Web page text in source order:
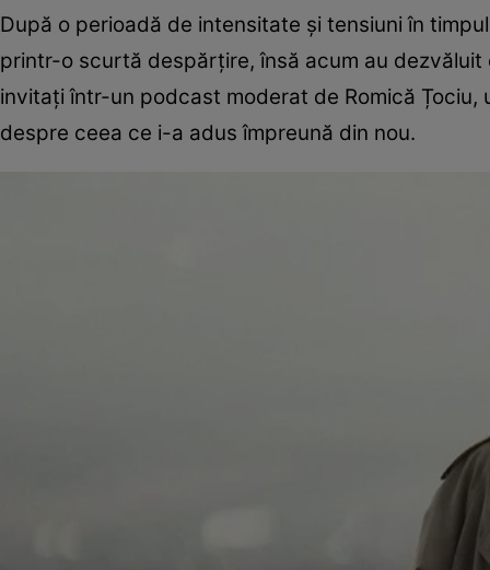
După o perioadă de intensitate și tensiuni în
printr-o scurtă despărțire, însă acum au
invitați într-un podcast moderat de Romică
despre ceea ce i-a adus împreună din nou.